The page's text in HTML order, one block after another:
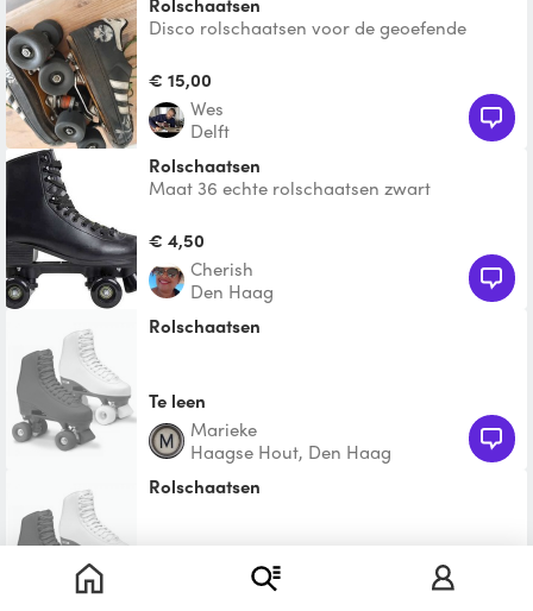
Rolschaatsen
Disco rolschaatsen voor de geoefende
€ 15,00
Wes
Delft
Rolschaatsen
Maat 36 echte rolschaatsen zwart
€ 4,50
Cherish
Den Haag
Rolschaatsen
Te leen
Marieke
Haagse Hout, Den Haag
Rolschaatsen
Mechteld